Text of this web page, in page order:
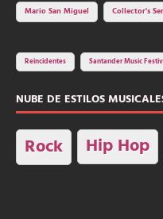
Mario San Miguel
Collector's
Reincidentes Santander Music
NUBE DE ESTILOS
Rock Hip Hop